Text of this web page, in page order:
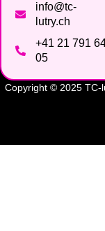
info@tc-
lutry.ch
+41 21 791
05
Copyright © 2025 TC-